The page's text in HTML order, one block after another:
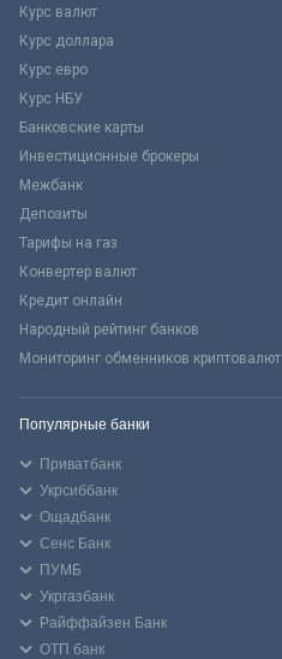
Курс валют
Курс доллара
Курс евро
Курс НБУ
Банковские карты
Инвестиционные брокеры
Межбанк
Депозиты
Тарифы на газ
Конвертер валют
Кредит онлайн
Народный рейтинг банков
Мониторинг обменников криптовалют
Популярные банки
Приватбанк
Укрсиббанк
Ощадбанк
Сенс Банк
ПУМБ
Укргазбанк
Райффайзен Банк
ОТП банк